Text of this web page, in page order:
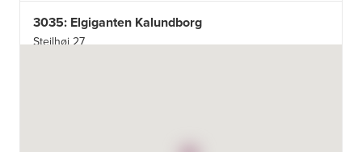
3035: Elgiganten Kalundborg
Stejlhøj 27